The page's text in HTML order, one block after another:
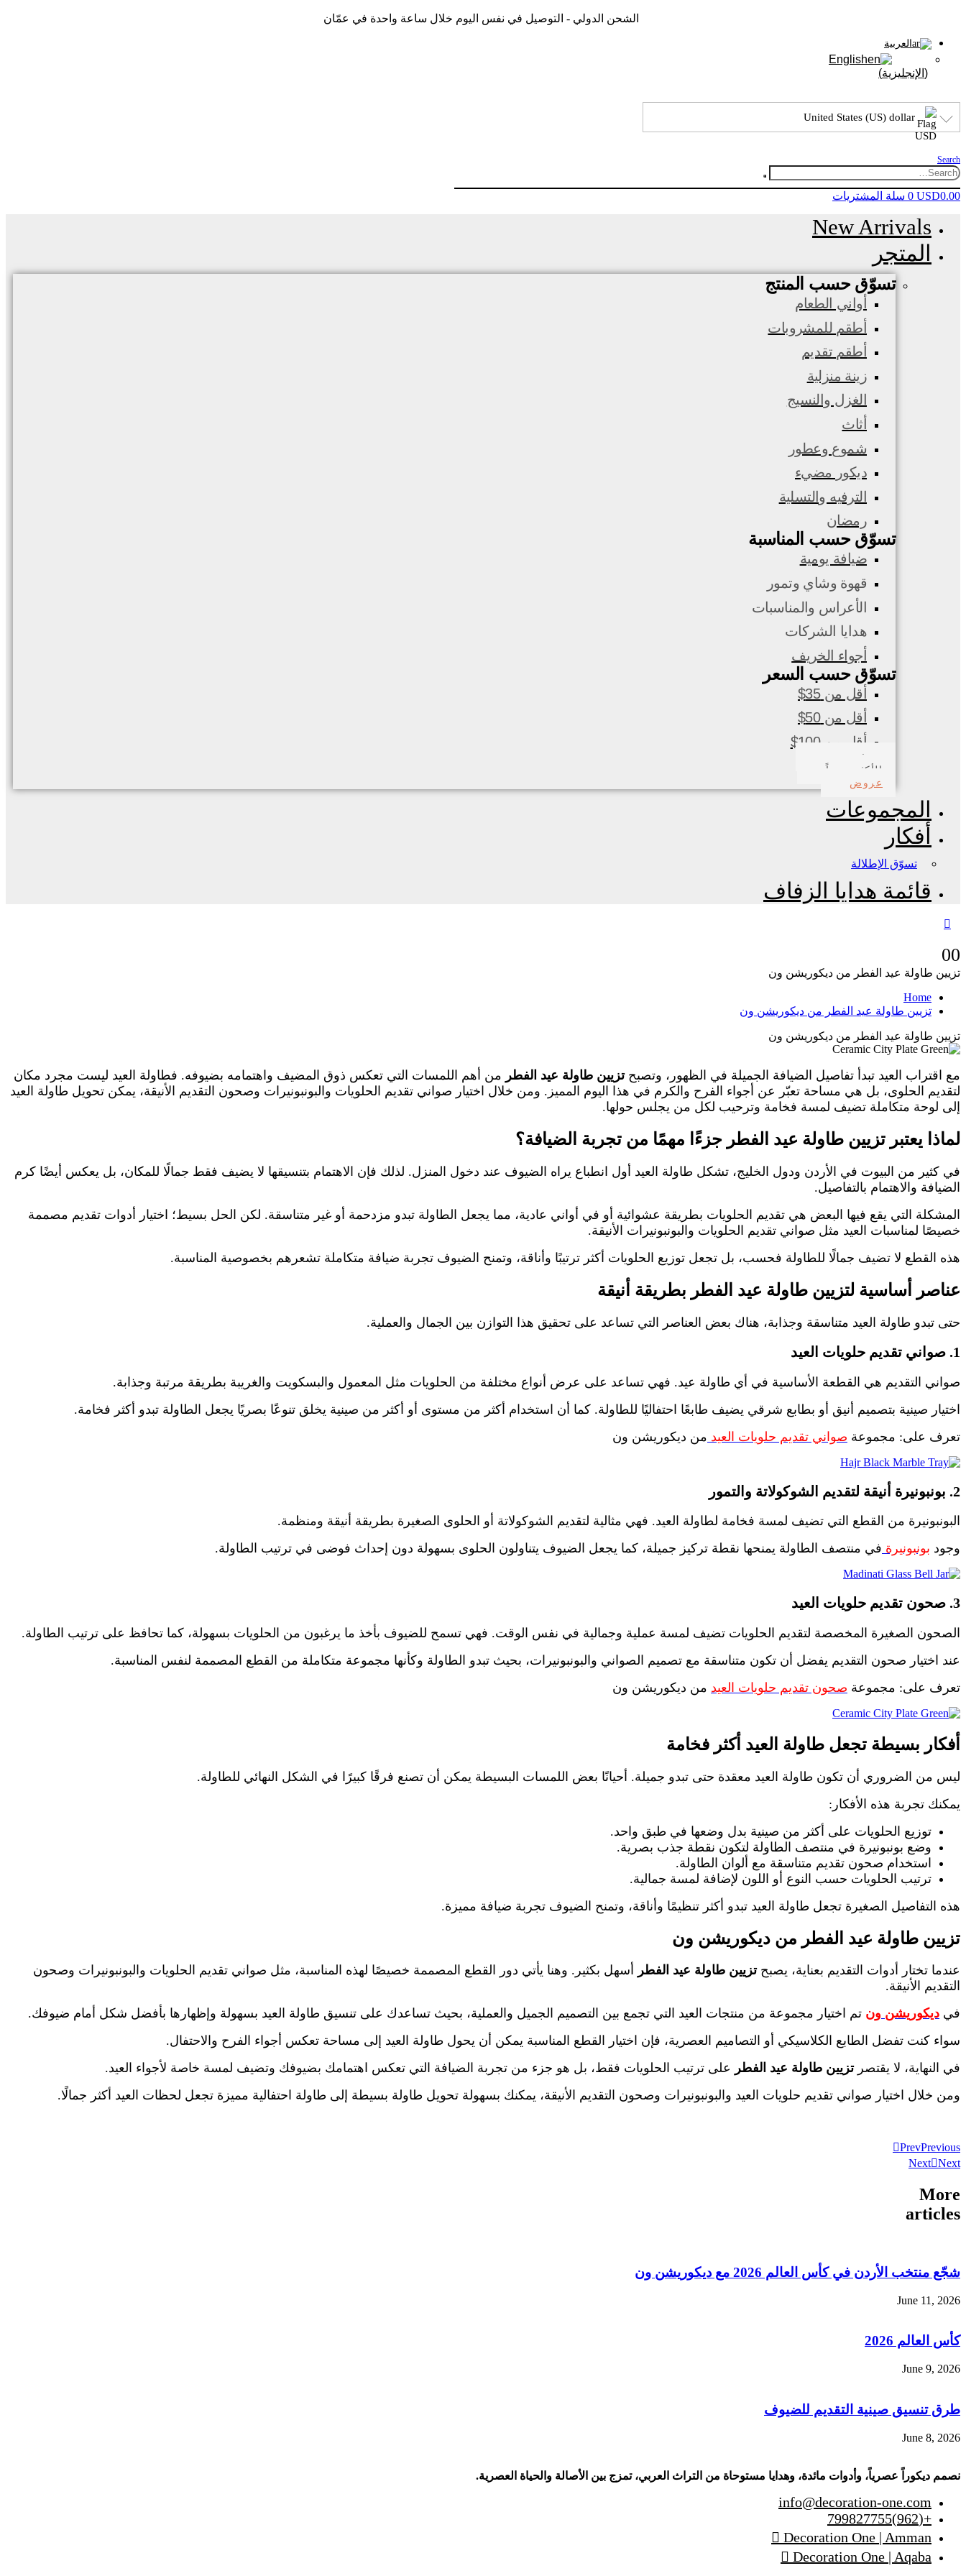
الشحن الدولي - التوصيل في نفس اليوم خلال ساعة واحدة في عمّان
العربية
English
( الإنجليزية)
United States (US) dollar
Search
USD0.00
0 سلة المشتريات
New Arrivals
المتجر
تسوّق حسب المنتج
أواني الطعام
أطقم للمشروبات
أطقم تقديم
زينة منزلية
الغزل والنسيج
أثاث
شموع وعطور
ديكور مضيء
الترفيه والتسلية
رمضان
تسوّق حسب المناسبة
ضيافة يومية
قهوة وشاي وتمور
الأعراس والمناسبات
هدايا الشركات
أجواء الخريف
تسوّق حسب السعر
أقل من 35$
أقل من 50$
أقل من 100$
صدف بحري
الأكثر مبيعاً
عروض
المجموعات
أفكار
تسوّق الإطلالة
قائمة هدايا الزفاف
00
تزيين طاولة عيد الفطر من ديكوريشن ون
Home
تزيين طاولة عيد الفطر من ديكوريشن ون
تزيين طاولة عيد الفطر من ديكوريشن ون
مع اقتراب العيد تبدأ تفاصيل الضيافة الجميلة في الظهور، وتصبحتزيين طاولة عيد الفطر من أهم اللمسات التي تعكس ذوق المضيف واهتمامه بضيوفه. فطاولة العيد ليست مجرد مكان
لتقديم الحلوى، بل هي مساحة تعبّر عن أجواء الفرح والكرم في هذا اليوم المميز. ومن خلال اختيار صواني تقديم الحلويات والبونبونيرات وصحون التقديم الأنيقة، يمكن تحويل طاولة العيد
إلى لوحة متكاملة تضيف لمسة فخامة وترحيب لكل من يجلس حولها.
لماذا يعتبر تزيين طاولة عيد الفطر جزءًا مهمًا من تجربة الضيافة؟
في كثير من البيوت في الأردن ودول الخليج، تشكل طاولة العيد أول انطباع يراه الضيوف عند دخول المنزل. لذلك فإن الاهتمام بتنسيقها لا يضيف فقط جمالًا للمكان، بل يعكس أيضًا كرم
الضيافة والاهتمام بالتفاصيل.
المشكلة التي يقع فيها البعض هي تقديم الحلويات بطريقة عشوائية أو في أواني عادية، مما يجعل الطاولة تبدو مزدحمة أو غير متناسقة. لكن الحل بسيط؛ اختيار أدوات تقديم مصممة
خصيصًا لمناسبات العيد مثل صواني تقديم الحلويات والبونبونيرات الأنيقة.
هذه القطع لا تضيف جمالًا للطاولة فحسب، بل تجعل توزيع الحلويات أكثر ترتيبًا وأناقة، وتمنح الضيوف تجربة ضيافة متكاملة تشعرهم بخصوصية المناسبة.
عناصر أساسية لتزيين طاولة عيد الفطر بطريقة أنيقة
حتى تبدو طاولة العيد متناسقة وجذابة، هناك بعض العناصر التي تساعد على تحقيق هذا التوازن بين الجمال والعملية.
1. صواني تقديم حلويات العيد
صواني التقديم هي القطعة الأساسية في أي طاولة عيد. فهي تساعد على عرض أنواع مختلفة من الحلويات مثل المعمول والبسكويت والغريبة بطريقة مرتبة وجذابة.
اختيار صينية بتصميم أنيق أو بطابع شرقي يضيف طابعًا احتفاليًا للطاولة. كما أن استخدام أكثر من مستوى أو أكثر من صينية يخلق تنوعًا بصريًا يجعل الطاولة تبدو أكثر فخامة.
تعرف على: مجموعة صواني تقديم حلويات العيد من ديكوريشن ون
2. بونبونيرة أنيقة لتقديم الشوكولاتة والتمور
البونبونيرة من القطع التي تضيف لمسة فخامة لطاولة العيد. فهي مثالية لتقديم الشوكولاتة أو الحلوى الصغيرة بطريقة أنيقة ومنظمة.
وجود بونبونيرة في منتصف الطاولة يمنحها نقطة تركيز جميلة، كما يجعل الضيوف يتناولون الحلوى بسهولة دون إحداث فوضى في ترتيب الطاولة.
3. صحون تقديم حلويات العيد
الصحون الصغيرة المخصصة لتقديم الحلويات تضيف لمسة عملية وجمالية في نفس الوقت. فهي تسمح للضيوف بأخذ ما يرغبون من الحلويات بسهولة، كما تحافظ على ترتيب الطاولة.
عند اختيار صحون التقديم يفضل أن تكون متناسقة مع تصميم الصواني والبونبونيرات، بحيث تبدو الطاولة وكأنها مجموعة متكاملة من القطع المصممة لنفس المناسبة.
تعرف على: مجموعة صحون تقديم حلويات العيد من ديكوريشن ون
أفكار بسيطة تجعل طاولة العيد أكثر فخامة
ليس من الضروري أن تكون طاولة العيد معقدة حتى تبدو جميلة. أحيانًا بعض اللمسات البسيطة يمكن أن تصنع فرقًا كبيرًا في الشكل النهائي للطاولة.
يمكنك تجربة هذه الأفكار:
توزيع الحلويات على أكثر من صينية بدل وضعها في طبق واحد.
وضع بونبونيرة في منتصف الطاولة لتكون نقطة جذب بصرية.
استخدام صحون تقديم متناسقة مع ألوان الطاولة.
ترتيب الحلويات حسب النوع أو اللون لإضافة لمسة جمالية.
هذه التفاصيل الصغيرة تجعل طاولة العيد تبدو أكثر تنظيمًا وأناقة، وتمنح الضيوف تجربة ضيافة مميزة.
تزيين طاولة عيد الفطر من ديكوريشن ون
عندما تختار أدوات التقديم بعناية، يصبحتزيين طاولة عيد الفطر
أسهل بكثير. وهنا يأتي دور القطع المصممة خصيصًا لهذه المناسبة، مثل صواني تقديم الحلويات والبونبونيرات وصحون
التقديم الأنيقة.
في ديكوريشن ون تم اختيار مجموعة من منتجات العيد التي تجمع بين التصميم الجميل والعملية، بحيث تساعدك على تنسيق طاولة العيد بسهولة وإظهارها بأفضل شكل أمام ضيوفك.
سواء كنت تفضل الطابع الكلاسيكي أو التصاميم العصرية، فإن اختيار القطع المناسبة يمكن أن يحول طاولة العيد إلى مساحة تعكس أجواء الفرح والاحتفال.
في النهاية، لا يقتصرتزيين طاولة عيد الفطر على ترتيب الحلويات فقط، بل هو جزء من تجربة الضيافة التي تعكس اهتمامك بضيوفك وتضيف لمسة خاصة لأجواء العيد.
ومن خلال اختيار صواني تقديم حلويات العيد والبونبونيرات وصحون التقديم الأنيقة، يمكنك بسهولة تحويل طاولة بسيطة إلى طاولة احتفالية مميزة تجعل لحظات العيد أكثر جمالًا.
PrevPrevious
Next Next
More
articles
شجّع منتخب الأردن في كأس العالم 2026 مع ديكوريشن ون
June 11, 2026
كأس العالم 2026
June 9, 2026
طرق تنسيق صينية التقديم للضيوف
June 8, 2026
نصمم ديكوراً عصرياً، وأدوات مائدة، وهدايا مستوحاة من التراث العربي، تمزج بين الأصالة والحياة العصرية.
info@decoration-one.com
+(962)799827755
Decoration One | Amman
Decoration One | Aqaba